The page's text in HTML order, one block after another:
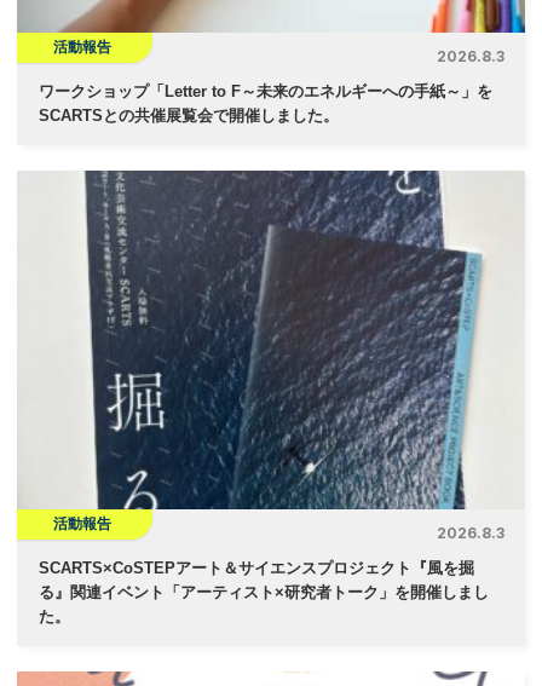
活動報告
2026.8.3
ワークショップ「Letter to F～未来のエネルギーへの手紙～」を
SCARTSとの共催展覧会で開催しました。
活動報告
2026.8.3
SCARTS×CoSTEPアート＆サイエンスプロジェクト『風を掘
る』関連イベント「アーティスト×研究者トーク」を開催しまし
た。